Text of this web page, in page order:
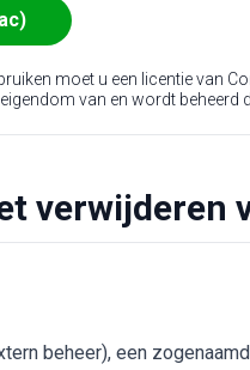
moet u een licentie van
van en wordt beheerd
verwijderen
beheer), een